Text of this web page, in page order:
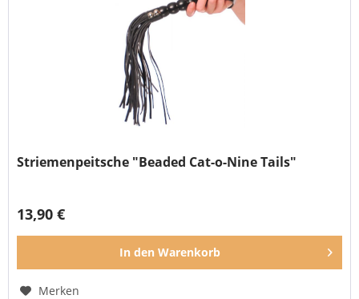
Striemenpeitsche "Beaded Cat-o-Nine Tails"
13,90 €
In den Warenkorb
Merken